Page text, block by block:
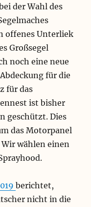
der Wahl des
offenes Unterliek
Großsegel
noch eine neue
für die
für das
ist bisher
geschützt. Dies
das Motorpanel
wählen einen
berichtet,
nicht in die